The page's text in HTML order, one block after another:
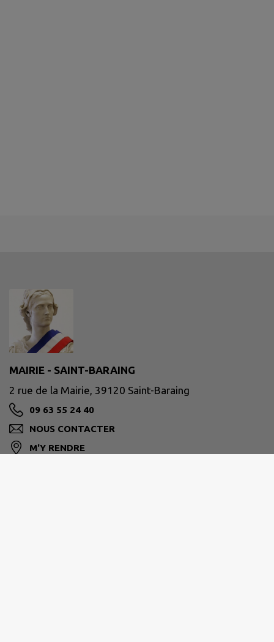
MAIRIE - SAINT-BARAING
2 rue de la Mairie, 39120 Saint-Baraing
09 63 55 24 40
NOUS CONTACTER
M'Y RENDRE